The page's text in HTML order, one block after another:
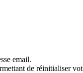
email.
de réinitialiser